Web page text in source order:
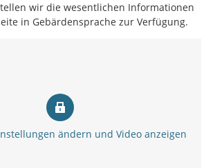
wir die wesentlichen Informationen
in Gebärdensprache zur Verfügung.
ändern und Video anzeigen